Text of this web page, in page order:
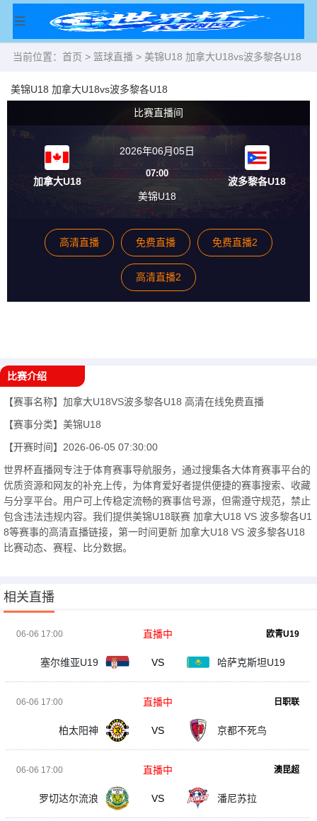
当前位置： 首页 > 篮球直播 > 美锦U18 加拿大U18vs波多黎各U18
美锦U18 加拿大U18vs波多黎各U18
比赛直播间
加拿大U18
2026年06月05日
07:00
美锦U18
波多黎各U18
高清直播 免费直播 免费直播2
高清直播2
比赛介绍
【赛事名称】 加拿大U18VS波多黎各U18 高清在线免费直播
【赛事分类】 美锦U18
【开赛时间】 2026-06-05 07:30:00
世界杯直播网专注于体育赛事导航服务，通过搜集各大体育赛事平台的
优质资源和网友的补充上传，为体育爱好者提供便捷的赛事搜索、收藏
与分享平台。用户可上传稳定流畅的赛事信号源，但需遵守规范，禁止
包含违法违规内容。我们提供美锦U18联赛 加拿大U18 VS 波多黎各U1
8等赛事的高清直播链接，第一时间更新 加拿大U18 VS 波多黎各U18
比赛动态、赛程、比分数据。
相关直播
06-06 17:00 欧青U19
塞尔维亚U19 VS 哈萨克斯坦U19
直播中
06-06 17:00 日职联
柏太阳神 VS 京都不死鸟
直播中
06-06 17:00 澳昆超
罗切达尔流浪 VS 潘尼苏拉
直播中